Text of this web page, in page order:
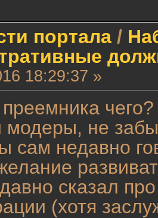
портала/
18:29:37 »
не
сам недавно
сказал
(хотя